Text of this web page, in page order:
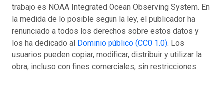
trabajo es NOAA Integrated Ocean Observing System. En
la medida de lo posible según la ley, el publicador ha
renunciado a todos los derechos sobre estos datos y
los ha dedicado al Dominio público (CC0 1.0). Los
usuarios pueden copiar, modificar, distribuir y utilizar la
obra, incluso con fines comerciales, sin restricciones.